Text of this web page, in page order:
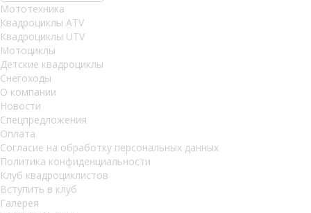
Мототехника
Квадроциклы ATV
Квадроциклы UTV
Мотоциклы
Детские квадроциклы
Снегоходы
О компании
Новости
Спецпредложения
Оплата
Согласие на обработку персональных данных
Политика конфиденциальности
Клуб квадроциклистов
Вступить в клуб
Галерея